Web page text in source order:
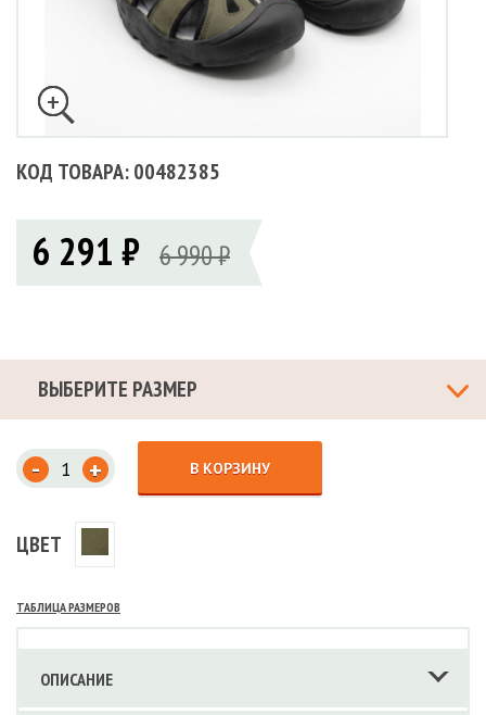
КОД ТОВАРА: 00482385
6 291 ₽ 6 990 ₽
ВЫБЕРИТЕ РАЗМЕР
- + В КОРЗИНУ
ЦВЕТ
ТАБЛИЦА РАЗМЕРОВ
ОПИСАНИЕ